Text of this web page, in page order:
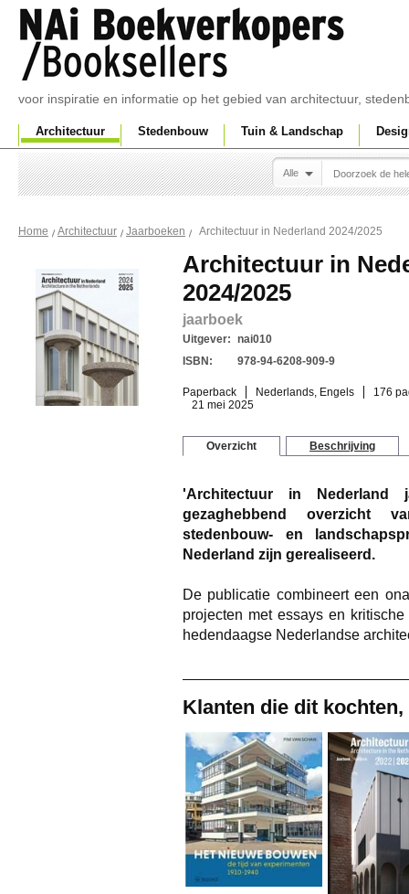
voor inspiratie en informatie op het gebied van architectuur,
Architectuur Stedenbouw Tuin & Landschap
Alle
Home Architectuur Jaarboeken Architectuur in Nederland 2024/2025
Architectuur in
2024/2025
jaarboek
Uitgever: nai010
ISBN:
978-94-6208-909-9
Paperback Nederlands, Engels
176
21 mei 2025
Overzicht Beschrijving
'Architectuur in
gezaghebbend overzicht
stedenbouw- en
Nederland zijn gerealiseerd.
De publicatie combineert een
projecten met essays en
hedendaagse Nederlandse
Klanten die dit